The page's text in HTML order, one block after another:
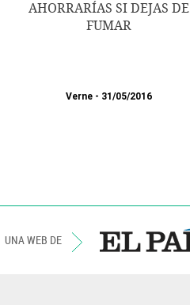
AHORRARÍAS SI DEJAS DE
FUMAR
Verne 31/05/2016
UNA WEB DE